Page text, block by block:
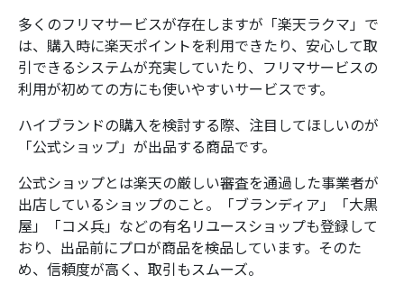
多くのフリマサービスが存在しますが「楽天ラクマ」で
は、購入時に楽天ポイントを利用できたり、安心して取
引できるシステムが充実していたり、フリマサービスの
利用が初めての方にも使いやすいサービスです。
ハイブランドの購入を検討する際、注目してほしいのが
「公式ショップ」が出品する商品です。
公式ショップとは楽天の厳しい審査を通過した事業者が
出店しているショップのこと。「ブランディア」「大黒
屋」「コメ兵」などの有名リユースショップも登録して
おり、出品前にプロが商品を検品しています。そのた
め、信頼度が高く、取引もスムーズ。